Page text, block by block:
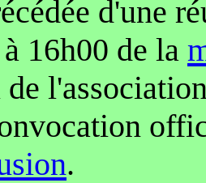
d'une
16h00 de la
de
.